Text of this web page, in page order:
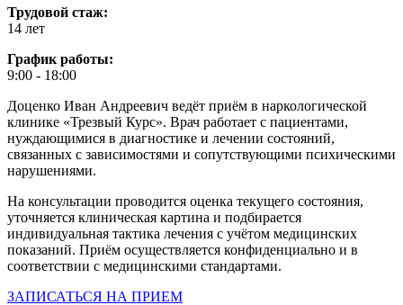
Трудовой стаж:
14 лет
График работы:
9:00 - 18:00
Доценко Иван Андреевич ведёт приём в наркологической
клинике «Трезвый Курс». Врач работает с пациентами,
нуждающимися в диагностике и лечении состояний,
связанных с зависимостями и сопутствующими психическими
нарушениями.
На консультации проводится оценка текущего состояния,
уточняется клиническая картина и подбирается
индивидуальная тактика лечения с учётом медицинских
показаний. Приём осуществляется конфиденциально и в
соответствии с медицинскими стандартами.
ЗАПИСАТЬСЯ НА ПРИЕМ